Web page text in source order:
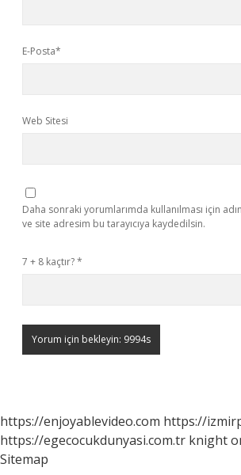
E-Posta*
Web Sitesi
Daha sonraki yorumlarımda kullanılması için
ve site adresim bu tarayıcıya kaydedilsin.
7 + 8 kaçtır?*
https://enjoyablevideo.com https://
https://egecocukdunyasi.com.tr knight
Sitemap